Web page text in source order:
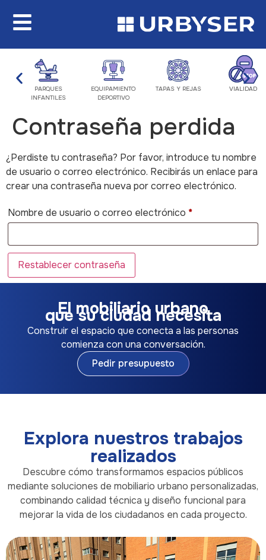
PARQUES
INFANTILES
EQUIPAMIENTO
DEPORTIVO
TAPAS Y REJAS VIALIDAD
Contraseña perdida
¿Perdiste tu contraseña? Por favor, introduce tu nombre
de usuario o correo electrónico. Recibirás un enlace para
crear una contraseña nueva por correo electrónico.
Nombre de usuario o correo electrónico *
Restablecer contraseña
⁨⁨⁨⁨⁨⁨⁨⁨⁨⁨El mobiliario urbano
que su ciudad necesita
Construir el espacio que conecta a las personas
comienza con una conversación.
Pedir presupuesto
Explora nuestros trabajos
realizados
Descubre cómo transformamos espacios públicos
mediante soluciones de mobiliario urbano personalizadas,
combinando calidad técnica y diseño funcional para
mejorar la vida de los ciudadanos en cada proyecto.